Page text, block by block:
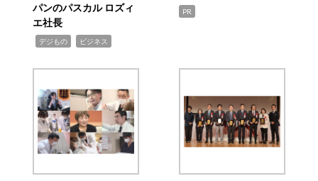
パンのパスカル ロズィ
エ社長
デジもの ビジネス
PR